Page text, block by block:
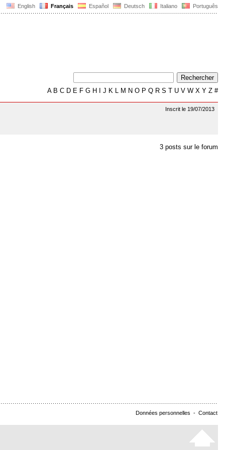
English Français Español Deutsch Italiano Português
AB C D E F G H J K L M N O P Q R S T U V W X Y Z #
Inscrit le 19/07/2013
3 posts sur le forum
Données personnelles - Contact